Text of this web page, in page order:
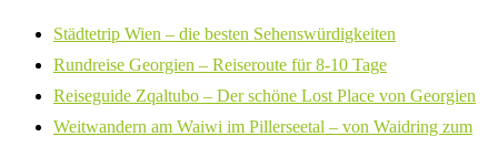
Städtetrip Wien – die besten Sehenswürdigkeiten
Rundreise Georgien – Reiseroute für 8-10 Tage
Reiseguide Zqaltubo – Der schöne Lost Place von Georgien
Weitwandern am Waiwi im Pillerseetal – von Waidring zum